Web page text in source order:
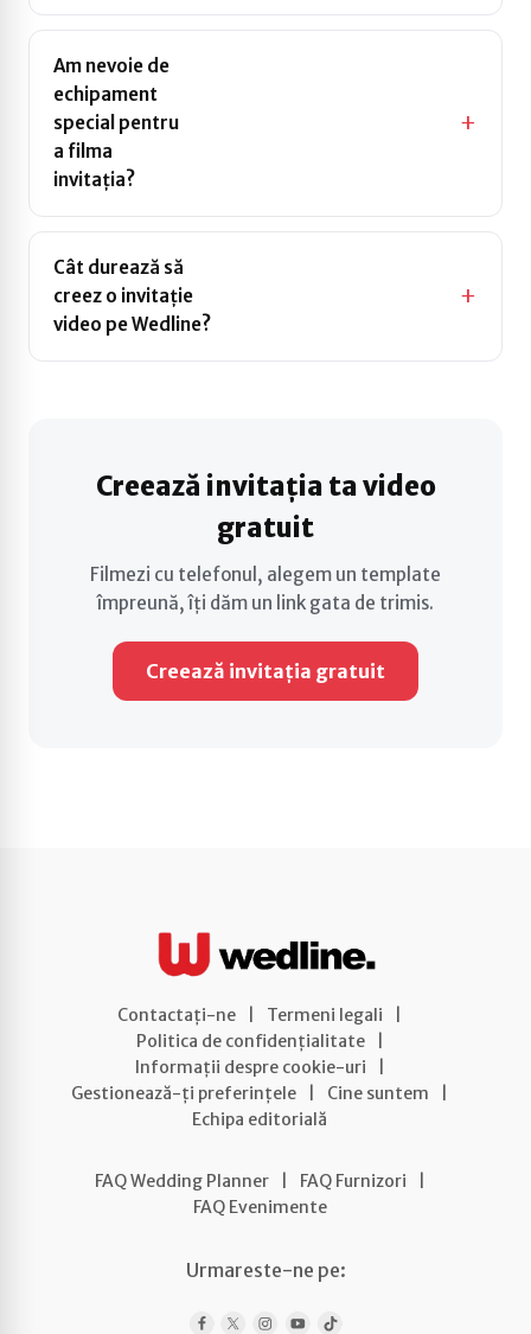
personalizezi și trimiți
Am nevoie de
echipament
special pentru
a filma
invitația?
secunde de filmare sunt
Cât durează să
creez o invitație
video pe Wedline?
Creează invitația ta video
gratuit
Filmezi cu telefonul, alegem un template
împreună, îți dăm un link gata de trimis.
Creează invitația gratuit
Contactați-ne Termeni legali
Politica de confidențialitate
Informații despre cookie-uri
Gestionează-ți preferințele
Cine suntem
Echipa editorială
FAQ Wedding Planner FAQ Furnizori
FAQ Evenimente
Urmareste-ne pe: